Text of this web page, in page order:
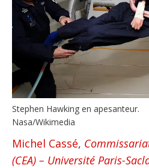
Stephen Hawking en apesanteur.
Nasa/Wikimedia
Michel Cassé,
(CEA) – Université Paris-